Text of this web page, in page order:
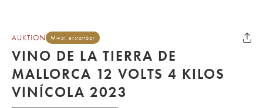
AUKTION Mwst. erstattbar
VINO DE LA TIERRA DE
MALLORCA 12 VOLTS 4 KILOS
VINÍCOLA 2023